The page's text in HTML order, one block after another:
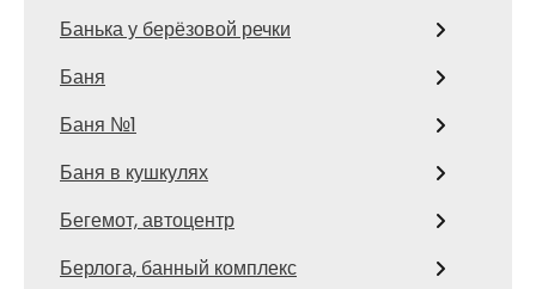
Банька у берёзовой речки
Баня
Баня №1
Баня в кушкулях
Бегемот, автоцентр
Берлога, банный комплекс